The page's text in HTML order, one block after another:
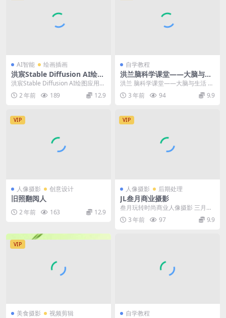
AI智能 绘画插画
洪宸Stable Diffusion AI绘图
应用教学课2022年【画质高清
只有视频】
洪宸Stable Diffusion AI绘图应用教
学课2022年 课程目录 1...
2 年前 189 12.9
自学教程
洪兰脑科学课堂——大脑与生
活
洪兰 脑科学课堂——大脑与生活 资
源目录】: ├──1.你的大脑替你做了
哪些奇怪...
3 年前 94 9.9
VIP
人像摄影 创意设计
旧照翻阅人
2 年前 163 12.9
VIP
人像摄影 后期处理
JL叁月商业摄影
叁月玩转时尚商业人像摄影 三月风
格课 ├── 基础/ │ ├── 第二节 LR
使...3 年前 97 9.9
VIP
美食摄影 视频剪辑 自学教程